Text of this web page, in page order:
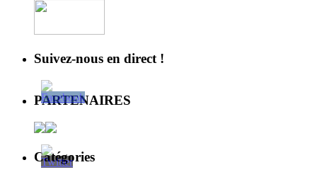
Suivez-nous en direct !
PARTENAIRES
Catégories